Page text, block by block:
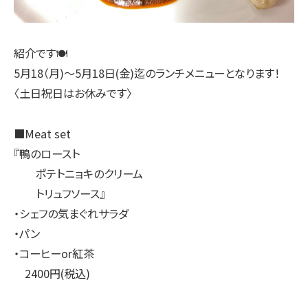
紹介です🍽
5月18（月)〜5月18日(金)迄のランチメニューとなります！
〈土日祝日はお休みです〉
■Meat set
『鴨のロースト
ポテトニョキのクリーム
トリュフソース』
・シェフの気まぐれサラダ
・パン
・コーヒーor紅茶
2400円(税込)